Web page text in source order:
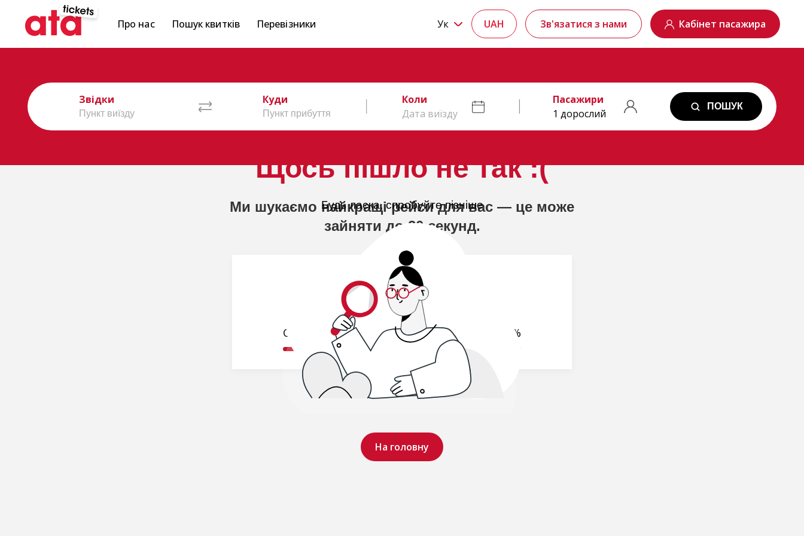
Щось пішло не так :(
Будь ласка, спробуйте пізніше
На головну
Про нас Пошук квитків Перевізники Ук UAH Зв'язатися з нами Кабінет пасажира
Звідки Куди
Коли
Дата виїзду
Пасажири
1 дорослий
ПОШУК
Ми шукаємо найкращі рейси для вас — це може
зайняти до 20 секунд.
Обробляємо ваш запит.. 19%